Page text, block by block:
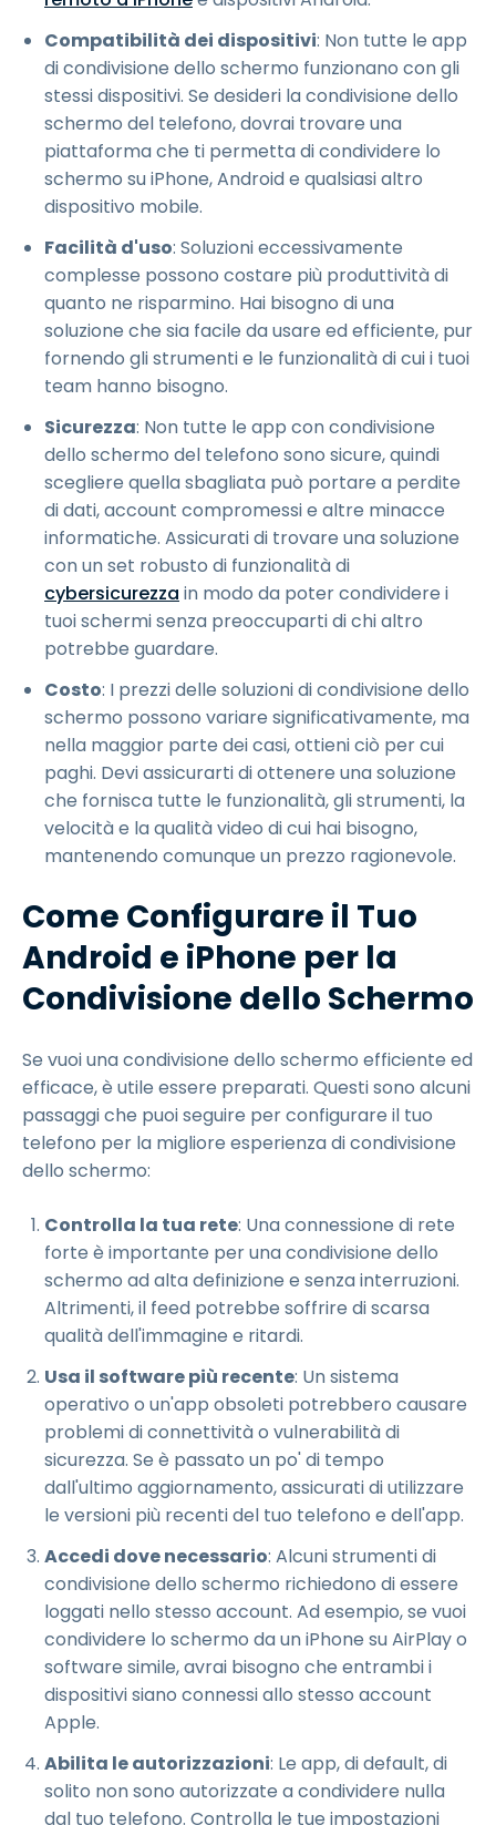
Compatibilità dei dispositivi: Non tutte le app
di condivisione dello schermo funzionano con gli
stessi dispositivi. Se desideri la condivisione dello
schermo del telefono, dovrai trovare una
piattaforma che ti permetta di condividere lo
schermo su iPhone, Android e qualsiasi altro
dispositivo mobile.
Facilità d'uso: Soluzioni eccessivamente
complesse possono costare più produttività di
quanto ne risparmino. Hai bisogno di una
soluzione che sia facile da usare ed efficiente, pur
fornendo gli strumenti e le funzionalità di cui i tuoi
team hanno bisogno.
Sicurezza: Non tutte le app con condivisione
dello schermo del telefono sono sicure, quindi
scegliere quella sbagliata può portare a perdite
di dati, account compromessi e altre minacce
informatiche. Assicurati di trovare una soluzione
con un set robusto di funzionalità di
cybersicurezza in modo da poter condividere i
tuoi schermi senza preoccuparti di chi altro
potrebbe guardare.
Costo: I prezzi delle soluzioni di condivisione dello
schermo possono variare significativamente, ma
nella maggior parte dei casi, ottieni ciò per cui
paghi. Devi assicurarti di ottenere una soluzione
che fornisca tutte le funzionalità, gli strumenti, la
velocità e la qualità video di cui hai bisogno,
mantenendo comunque un prezzo ragionevole.
Come Configurare il Tuo
Android e iPhone per la
Condivisione dello Schermo
Se vuoi una condivisione dello schermo efficiente ed
efficace, è utile essere preparati. Questi sono alcuni
passaggi che puoi seguire per configurare il tuo
telefono per la migliore esperienza di condivisione
dello schermo:
Controlla la tua rete: Una connessione di rete
forte è importante per una condivisione dello
schermo ad alta definizione e senza interruzioni.
Altrimenti, il feed potrebbe soffrire di scarsa
qualità dell'immagine e ritardi.
Usa il software più recente: Un sistema
operativo o un'app obsoleti potrebbero causare
problemi di connettività o vulnerabilità di
sicurezza. Se è passato un po' di tempo
dall'ultimo aggiornamento, assicurati di utilizzare
le versioni più recenti del tuo telefono e dell'app.
Accedi dove necessario: Alcuni strumenti di
condivisione dello schermo richiedono di essere
loggati nello stesso account. Ad esempio, se vuoi
condividere lo schermo da un iPhone su AirPlay o
software simile, avrai bisogno che entrambi i
dispositivi siano connessi allo stesso account
Apple.
Abilita le autorizzazioni: Le app, di default, di
solito non sono autorizzate a condividere nulla
dal tuo telefono. Controlla le tue impostazioni